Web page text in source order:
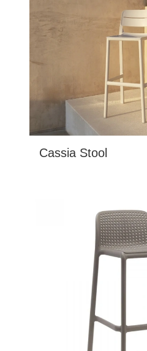
Cassia Stool